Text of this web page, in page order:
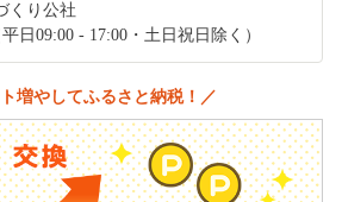
くり公社
日09:00 - 17:00・土日祝日除く）
増やしてふるさと納税！／